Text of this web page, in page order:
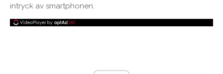
intryck av smartphonen.